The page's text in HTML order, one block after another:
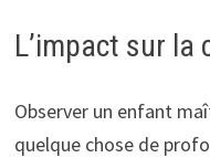
L’impact sur la
Observer un enfant
quelque chose de